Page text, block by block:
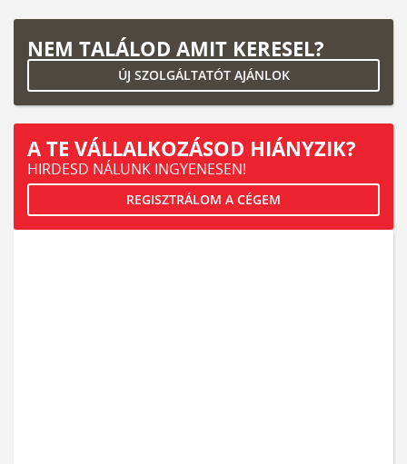
NEM TALÁLOD AMIT KERESEL?
ÚJ SZOLGÁLTATÓT AJÁNLOK
A TE VÁLLALKOZÁSOD HIÁNYZIK?
HIRDESD NÁLUNK INGYENESEN!
REGISZTRÁLOM A CÉGEM